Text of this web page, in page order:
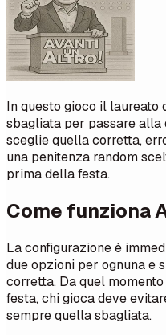
In questo gioco il
sbagliata per passare alla
sceglie quella corretta,
una penitenza random
prima della festa.
Come funziona
La configurazione è
due opzioni per ognuna e
corretta. Da quel
festa, chi gioca deve
sempre quella sbagliata.